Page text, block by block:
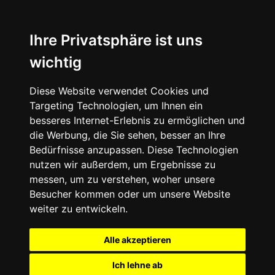
Ihre Privatsphäre ist uns
wichtig
Diese Website verwendet Cookies und
Targeting Technologien, um Ihnen ein
besseres Internet-Erlebnis zu ermöglichen und
die Werbung, die Sie sehen, besser an Ihre
Bedürfnisse anzupassen. Diese Technologien
nutzen wir außerdem, um Ergebnisse zu
messen, um zu verstehen, woher unsere
Besucher kommen oder um unsere Website
weiter zu entwickeln.
Alle akzeptieren
Ich lehne ab